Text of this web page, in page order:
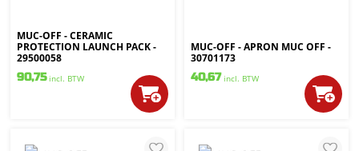
MUC-OFF - CERAMIC
PROTECTION LAUNCH PACK -
29500058
90,75 incl. BTW
MUC-OFF - APRON MUC OFF -
30701173
40,67 incl. BTW